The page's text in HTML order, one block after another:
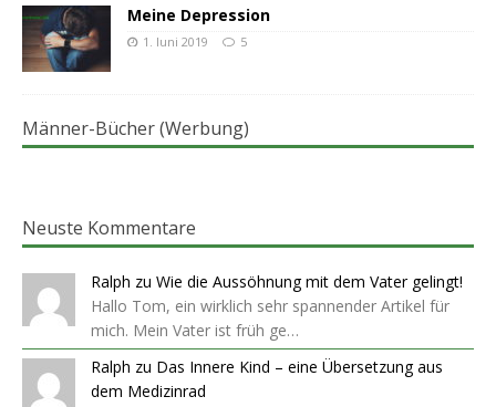
Meine Depression
1. Juni 2019 5
Männer-Bücher (Werbung)
Neuste Kommentare
Ralph zu Wie die Aussöhnung mit dem Vater gelingt!
Hallo Tom, ein wirklich sehr spannender Artikel für
mich. Mein Vater ist früh ge…
Ralph zu Das Innere Kind – eine Übersetzung aus
dem Medizinrad